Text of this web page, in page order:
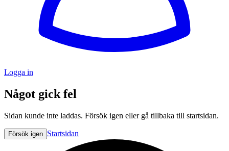
Logga in
Något gick fel
Sidan kunde inte laddas. Försök igen eller gå tillbaka till startsidan.
Försök igen Startsidan